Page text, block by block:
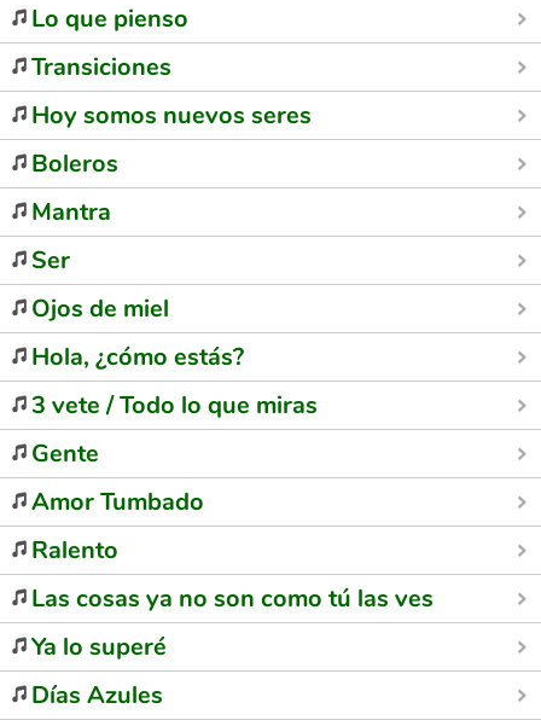
Lo que pienso
Transiciones
Hoy somos nuevos seres
Boleros
Mantra
Ser
Ojos de miel
Hola, ¿cómo estás?
3 vete / Todo lo que miras
Gente
Amor Tumbado
Ralento
Las cosas ya no son como tú las ves
Ya lo superé
Días Azules